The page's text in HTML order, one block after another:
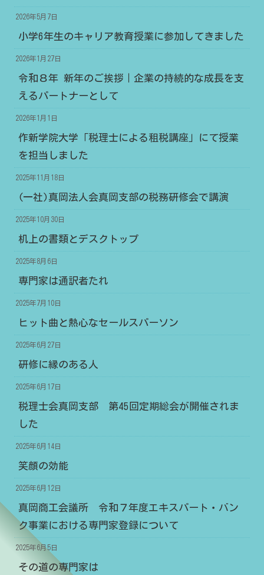
2026年5月7日
小学6年生のキャリア教育授業に参加してきました
2026年1月27日
令和８年 新年のご挨拶｜企業の持続的な成長を支
えるパートナーとして
2026年1月1日
作新学院大学「税理士による租税講座」にて授業
を担当しました
2025年11月18日
(一社)真岡法人会真岡支部の税務研修会で講演
2025年10月30日
机上の書類とデスクトップ
2025年8月6日
専門家は通訳者たれ
2025年7月10日
ヒット曲と熱心なセールスパーソン
2025年6月27日
研修に縁のある人
2025年6月17日
税理士会真岡支部 第45回定期総会が開催されま
した
2025年6月14日
笑顔の効能
2025年6月12日
真岡商工会議所 令和７年度エキスパート・バン
ク事業における専門家登録について
2025年6月5日
その道の専門家は